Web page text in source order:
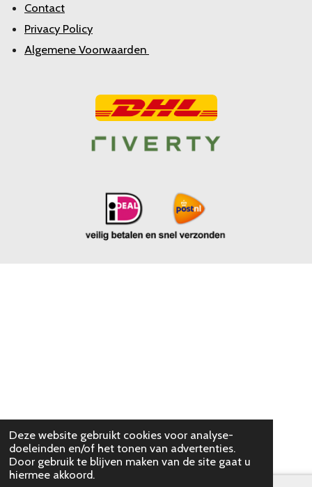
Deze website gebruikt cookies voor analyse-
doeleinden en/of het tonen van advertenties.
Door gebruik te blijven maken van de site gaat u
hiermee akkoord.
Contact
Privacy Policy
Algemene Voorwaarden